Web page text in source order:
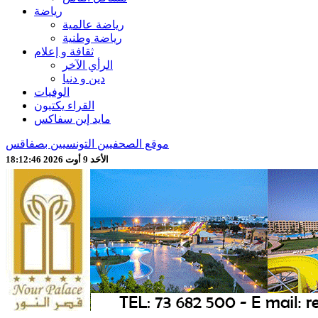
رياضة
رياضة عالمية
رياضة وطنية
ثقافة و إعلام
الرأي الآخر
دين و دنيا
الوفيات
القراء يكتبون
مايد إين سفاكس
موقع الصحفيين التونسيين بصفاقس
الأحَد 9 أوت 2026 18:12:48